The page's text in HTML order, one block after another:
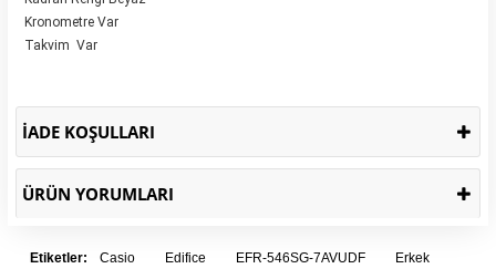
Kronometre Var
Takvim Var
İADE KOŞULLARI
ÜRÜN YORUMLARI
Etiketler: Casio Edifice EFR-546SG-7AVUDF Erkek